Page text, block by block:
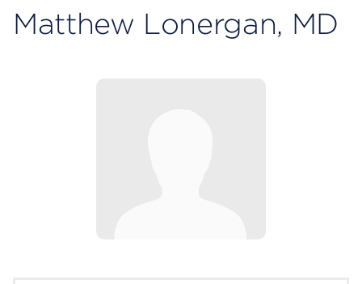
Matthew Lonergan, MD